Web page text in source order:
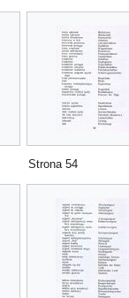
Strona 54